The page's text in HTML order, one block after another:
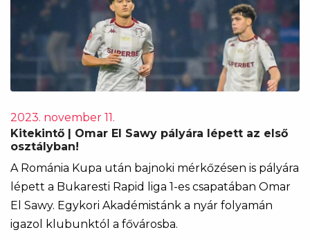
2023. november 11.
Kitekintő | Omar El Sawy pályára lépett az első
osztályban!
A Románia Kupa után bajnoki mérkőzésen is pályára
lépett a Bukaresti Rapid liga 1-es csapatában Omar
El Sawy. Egykori Akadémistánk a nyár folyamán
igazol klubunktól a fővárosba.